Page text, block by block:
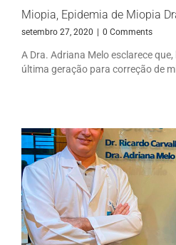
Miopia, Epidemia de Miopia
setembro 27, 2020 0 Comments
A Dra. Adriana Melo esclarece
última geração para correção de